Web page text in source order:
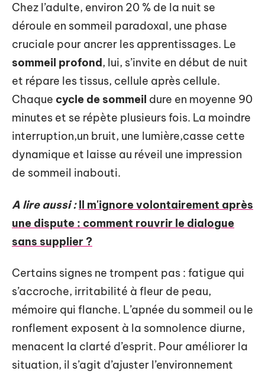
Chez l’adulte, environ 20 % de la nuit se
déroule en sommeil paradoxal, une phase
cruciale pour ancrer les apprentissages. Le
sommeil profond, lui, s’invite en début de nuit
et répare les tissus, cellule après cellule.
Chaque cycle de sommeil dure en moyenne 90
minutes et se répète plusieurs fois. La moindre
interruption,un bruit, une lumière,casse cette
dynamique et laisse au réveil une impression
de sommeil inabouti.
A lire aussi : Il m'ignore volontairement après
une dispute : comment rouvrir le dialogue
sans supplier ?
Certains signes ne trompent pas : fatigue qui
s’accroche, irritabilité à fleur de peau,
mémoire qui flanche. L’apnée du sommeil ou le
ronflement exposent à la somnolence diurne,
menacent la clarté d’esprit. Pour améliorer la
situation, il s’agit d’ajuster l’environnement